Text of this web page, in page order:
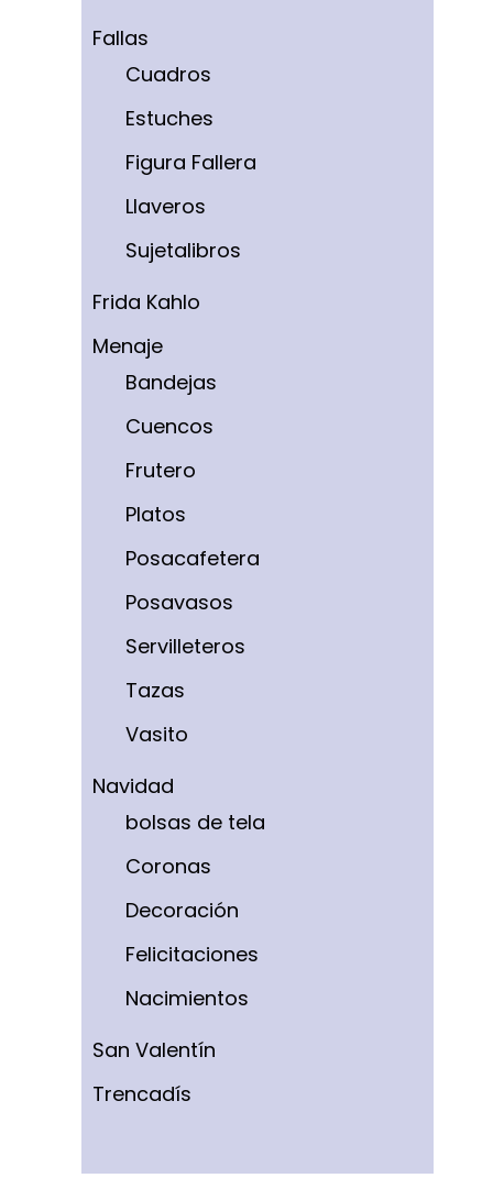
Fallas
Cuadros
Estuches
Figura Fallera
Llaveros
Sujetalibros
Frida Kahlo
Menaje
Bandejas
Cuencos
Frutero
Platos
Posacafetera
Posavasos
Servilleteros
Tazas
Vasito
Navidad
bolsas de tela
Coronas
Decoración
Felicitaciones
Nacimientos
San Valentín
Trencadís